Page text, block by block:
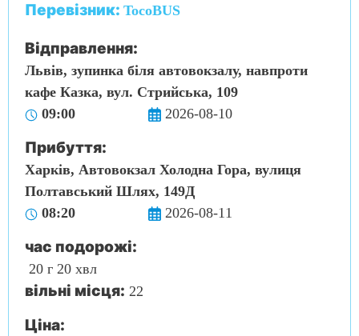
Перевізник: TocoBUS
Відправлення:
Львів, зупинка біля автовокзалу, навпроти
кафе Казка, вул. Стрийська, 109
09:00
2026-08-10
Прибуття:
Харків, Автовокзал Холодна Гора, вулиця
Полтавський Шлях, 149Д
08:20
2026-08-11
час подорожі:
20 г 20 хвл
вільні місця: 22
Ціна: